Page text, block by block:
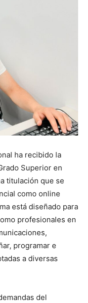
ha recibido la
Superior en
titulación que se
como online
está diseñado para
profesionales en
programar e
a diversas
del